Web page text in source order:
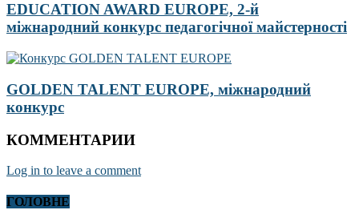
EDUCATION AWARD EUROPE, 2-й
міжнародний конкурс педагогічної майстерності
GOLDEN TALENT EUROPE, міжнародний
конкурс
КОММЕНТАРИИ
Log in to leave a comment
ГОЛОВНЕ